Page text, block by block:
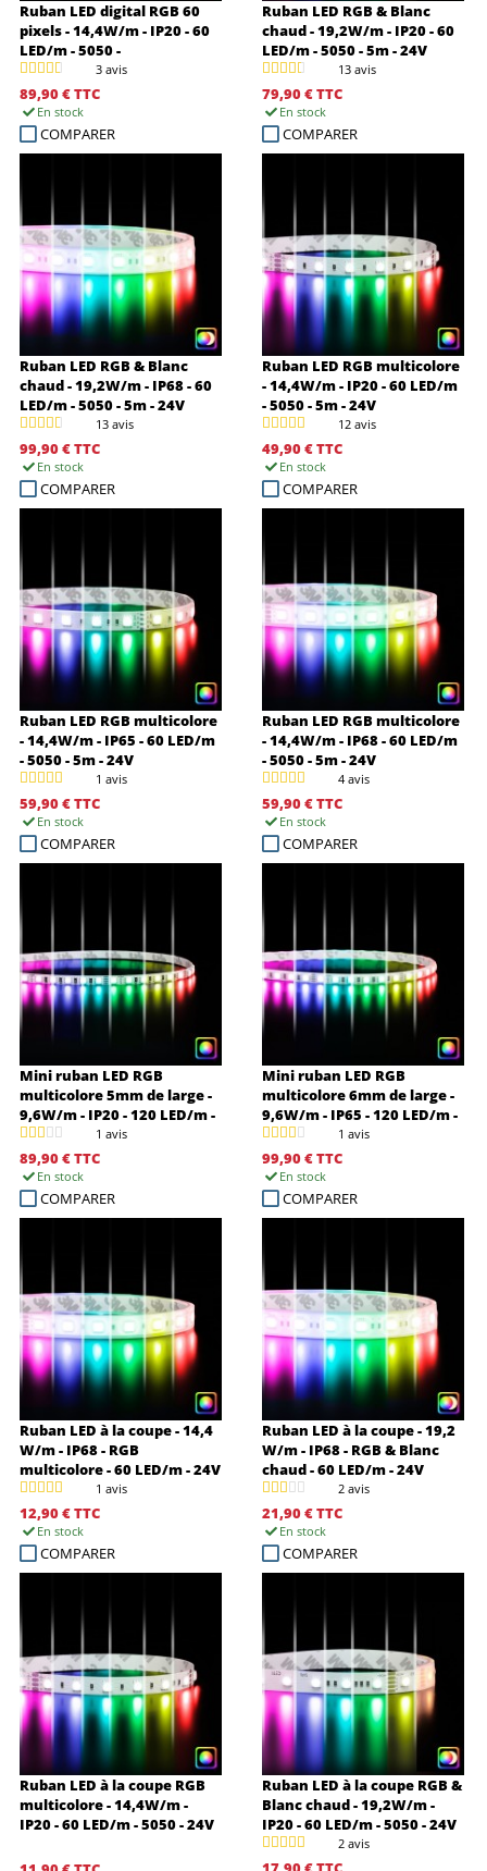
Ruban LED digital RGB 60
pixels - 14,4W/m - IP20 - 60
LED/m - 5050 -
RGB+WS2815B - 5m - 12V
3 avis
89,90 €TTC
En stock
COMPARER
Ruban LED RGB & Blanc
chaud - 19,2W/m - IP20 - 60
LED/m - 5050 - 5m - 24V
13 avis
79,90 €TTC
En stock
COMPARER
Ruban LED RGB & Blanc
chaud - 19,2W/m - IP68 - 60
LED/m - 5050 - 5m - 24V
13 avis
99,90 €TTC
En stock
COMPARER
Ruban LED RGB multicolore
- 14,4W/m - IP20 - 60 LED/m
- 5050 - 5m - 24V
12 avis
49,90 €TTC
En stock
COMPARER
Ruban LED RGB multicolore
- 14,4W/m - IP65 - 60 LED/m
- 5050 - 5m - 24V
1 avis
59,90 €TTC
En stock
COMPARER
Ruban LED RGB multicolore
- 14,4W/m - IP68 - 60 LED/m
- 5050 - 5m - 24V
4 avis
59,90 €TTC
En stock
COMPARER
Mini ruban LED RGB
multicolore 5mm de large -
9,6W/m - IP20 - 120 LED/m -
3838E - 5m - 24V
1 avis
89,90 €TTC
En stock
COMPARER
Mini ruban LED RGB
multicolore 6mm de large -
9,6W/m - IP65 - 120 LED/m -
3838E - 5m - 24V
1 avis
99,90 €TTC
En stock
COMPARER
Ruban LED à la coupe - 14,4
W/m - IP68 - RGB
multicolore - 60 LED/m - 24V
1 avis
12,90 €TTC
En stock
COMPARER
Ruban LED à la coupe - 19,2
W/m - IP68 - RGB & Blanc
chaud - 60 LED/m - 24V
2 avis
21,90 €TTC
En stock
COMPARER
Ruban LED à la coupe RGB
multicolore - 14,4W/m -
IP20 - 60 LED/m - 5050 - 24V
Ruban LED à la coupe RGB &
Blanc chaud - 19,2W/m -
IP20 - 60 LED/m - 5050 - 24V
2 avis